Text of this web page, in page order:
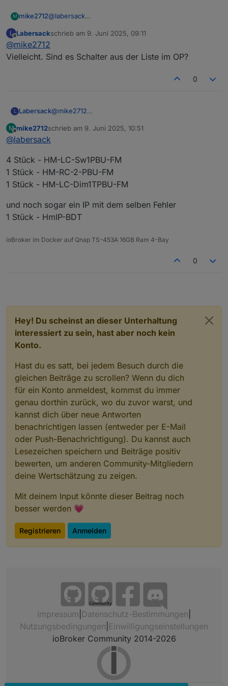
M mike2712@labersack
bei anderen auch so angefangen ist, später ging es
dann über den Schalter auch nicht mehr. Also ein
weiterer defekter.
ich dir meine gesammelten Werke mal zukommen
L
Offline
Labersackschrieb am 9. Juni 2025, 09:11
zuletzt editiert von
@mike2712
Vielleicht. Sind es Schalter aus der Liste im OP?
0
L Labersack@mike2712
M
Offline
mike2712schrieb am 9. Juni 2025, 10:51
zuletzt editiert von
@labersack
4 Stück - HM-LC-Sw1PBU-FM
1 Stück - HM-RC-2-PBU-FM
1 Stück - HM-LC-Dim1TPBU-FM
und noch sogar ein IP mit dem selben Fehler
1 Stück - HmIP-BDT
ioBroker im Docker auf Qnap TS-453A 16GB Ram 4-Bay
0
Hey! Du scheinst an dieser Unterhaltung
interessiert zu sein, hast aber noch kein
Konto.
Hast du es satt, bei jedem Besuch durch die
gleichen Beiträge zu scrollen? Wenn du dich
für ein Konto anmeldest, kommst du immer
genau dorthin zurück, wo du zuvor warst, und
kannst dich über neue Antworten
benachrichtigen lassen (entweder per E-Mail
oder Push-Benachrichtigung). Du kannst auch
Lesezeichen speichern und Beiträge positiv
bewerten, um anderen Community-Mitgliedern
deine Wertschätzung zu zeigen.
Mit deinem Input könnte dieser Beitrag noch
besser werden 💗
Registrieren Anmelden
Community
Impressum Datenschutz-Bestimmungen
Nutzungsbedingungen Einwilligungseinstellungen
ioBroker Community 2014-2026